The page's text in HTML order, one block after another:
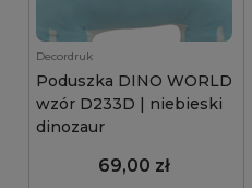
Decordruk
Poduszka DINO WORLD
wzór D233D | niebieski
dinozaur
69,00 zł